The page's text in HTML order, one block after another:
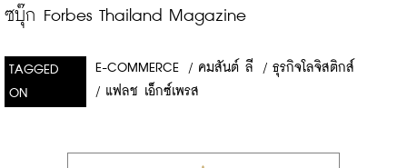
ซบุ๊ก Forbes Thailand Magazine
TAGGED
ON
E-COMMERCE / คมสันต์ ลี / ธุรกิจโลจิสติกส์
/ แฟลช เอ็กซ์เพรส